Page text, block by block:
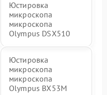
Юстировка
микроскопа
микроскопа
Olympus DSX510
Юстировка
микроскопа
микроскопа
Olympus BX53M